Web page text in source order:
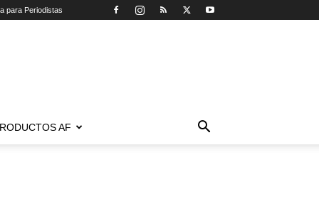
para Periodistas
AF